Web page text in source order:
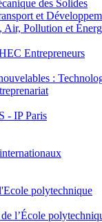
des Solides
et
Pollution et
Entrepreneurs
:
- IP Paris
polytechnique
l’École